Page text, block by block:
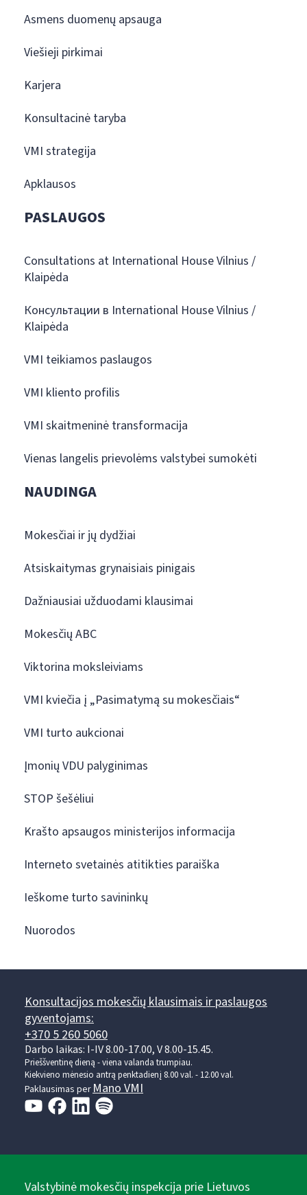
Asmens duomenų apsauga
Viešieji pirkimai
Karjera
Konsultacinė taryba
VMI strategija
Apklausos
PASLAUGOS
Consultations at International House Vilnius /
Klaipėda
Консультации в International House Vilnius /
Klaipėda
VMI teikiamos paslaugos
VMI kliento profilis
VMI skaitmeninė transformacija
Vienas langelis prievolėms valstybei sumokėti
NAUDINGA
Mokesčiai ir jų dydžiai
Atsiskaitymas grynaisiais pinigais
Dažniausiai užduodami klausimai
Mokesčių ABC
Viktorina moksleiviams
VMI kviečia į „Pasimatymą su mokesčiais“
VMI turto aukcionai
Įmonių VDU palyginimas
STOP šešėliui
Krašto apsaugos ministerijos informacija
Interneto svetainės atitikties paraiška
Ieškome turto savininkų
Nuorodos
Konsultacijos mokesčių klausimais ir paslaugos
gyventojams:
+370 5 260 5060
Darbo laikas: I-IV 8.00-17.00, V 8.00-15.45.
Prieššventinę dieną - viena valanda trumpiau.
Kiekvieno mėnesio antrą penktadienį 8.00 val. - 12.00 val.
Paklausimas perMano VMI
Valstybinė mokesčių inspekcija prie Lietuvos